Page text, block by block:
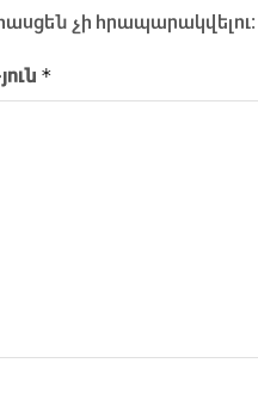
չի հրապարակվելու։
*